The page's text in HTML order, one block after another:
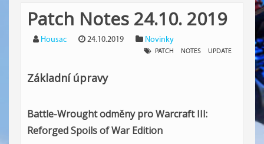
Patch Notes 24.10. 2019
Housac 24.10.2019 Novinky
PATCH NOTES UPDATE
Základní úpravy
Battle-Wrought odměny pro Warcraft III:
Reforged Spoils of War Edition